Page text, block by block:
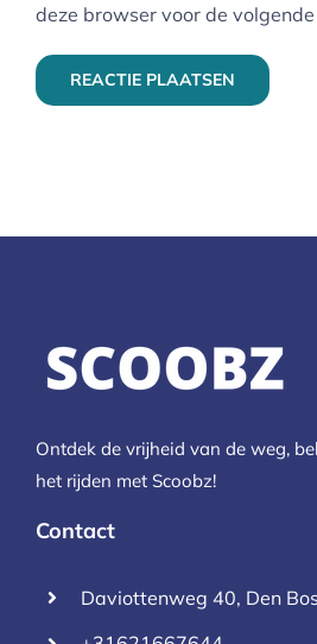
deze browser voor de
Ontdek de vrijheid van de weg,
het rijden met Scoobz!
Contact
Daviottenweg 40, Den